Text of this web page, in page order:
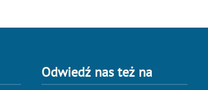
Odwiedź nas też na